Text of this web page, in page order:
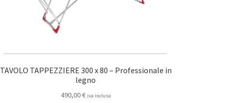
TAVOLO TAPPEZZIERE 300 x 80 – Professionale in
legno
490,00€ iva inclusa